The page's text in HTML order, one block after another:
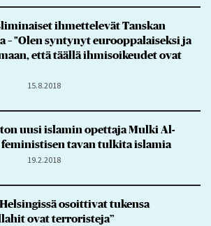
ihmettelevät Tanskan
– "Olen syntynyt eurooppalaiseksi ja
että täällä ihmisoikeudet ovat
15.8.2018
uusi islamin opettaja Mulki Al-
tavan tulkita islamia
19.2.2018
osoittivat tukensa
ovat terroristeja”